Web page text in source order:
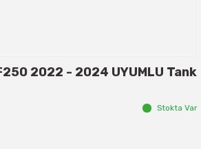
2022 - 2024 UYUMLU Tank
Stokta Var